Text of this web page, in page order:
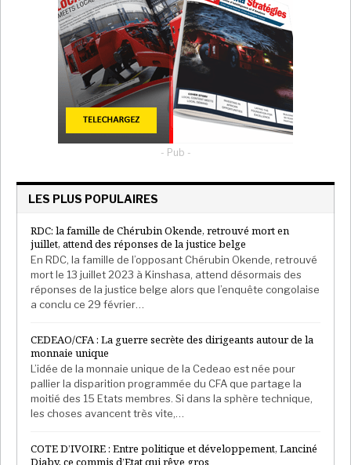
- Pub -
LES PLUS POPULAIRES
RDC: la famille de Chérubin Okende, retrouvé mort en
juillet, attend des réponses de la justice belge
En RDC, la famille de l’opposant Chérubin Okende, retrouvé
mort le 13 juillet 2023 à Kinshasa, attend désormais des
réponses de la justice belge alors que l’enquête congolaise
a conclu ce 29 février…
CEDEAO/CFA : La guerre secrète des dirigeants autour de la
monnaie unique
L’idée de la monnaie unique de la Cedeao est née pour
pallier la disparition programmée du CFA que partage la
moitié des 15 Etats membres. Si dans la sphère technique,
les choses avancent très vite,…
COTE D’IVOIRE : Entre politique et développement, Lanciné
Diaby, ce commis d’Etat qui rêve gros